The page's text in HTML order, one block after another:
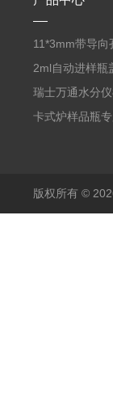
11*3mm带导向
气相色谱仪用
380℃高温 替
4757 瓶装一瓶
2ml自动进样瓶
捷伦款气相螺纹
液相切口
瑞士万通水分
代原装产品
卡式炉样品瓶
版权所有 ©